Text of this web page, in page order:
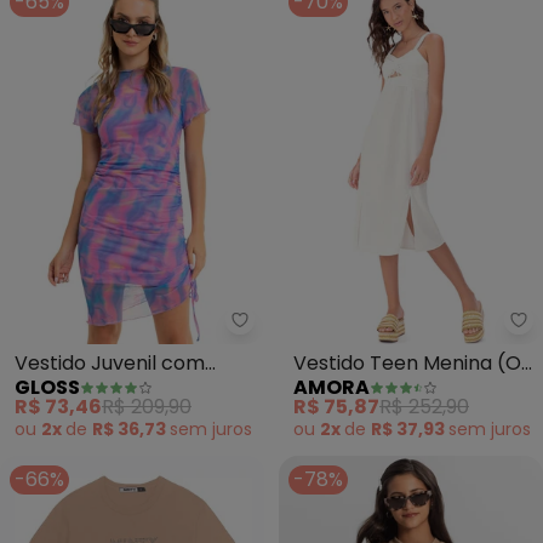
Gloss - Vestido Juvenil com
Vestido Juvenil com
Sobreposição (Roxo)
GLOSS
R$ 73,46R$ 209,90
ou 2x de R$ 36,73 sem juros
Vestido Teen Menina (Off
White)
AMORA
R$ 75,87R$ 252,90
ou 2x de R$ 37,93 sem juros
-66% -78%